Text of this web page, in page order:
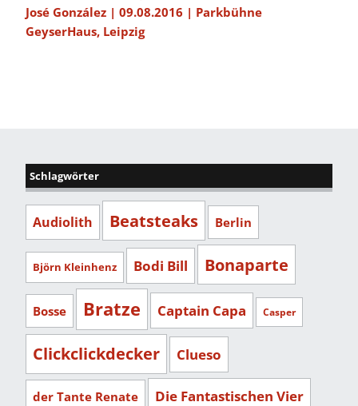
José González | 09.08.2016 | Parkbühne
GeyserHaus, Leipzig
Schlagwörter
Audiolith Beatsteaks Berlin
Björn Kleinhenz Bodi Bill Bonaparte
Bosse Bratze Captain Capa Casper
Clickclickdecker Clueso
der Tante Renate Die Fantastischen Vier